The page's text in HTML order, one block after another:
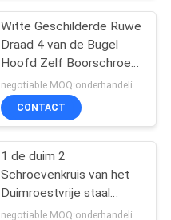
Witte Geschilderde Ruwe
Draad 4 van de Bugel
Hoofd Zelf Boorschroef
Rib niet Standaard
negotiable MOQ:onderhandelingen
CONTACT
1 de duim 2
Schroevenkruis van het
Duimroestvrije staal
zette 4,8 in een nis 8,8